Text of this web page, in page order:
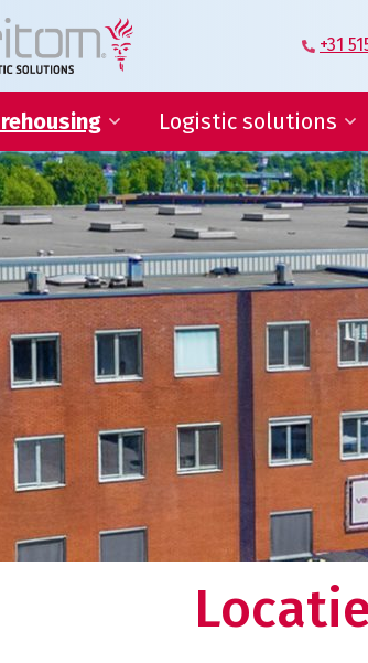
+31
Heeg
Deventer
Logistic solutions
Supplier logistics
Logistics engineering
E-fulfilment
IT-diensten en
Logistic solutions
Geen omkijken meer naar
wilt u toch ook?